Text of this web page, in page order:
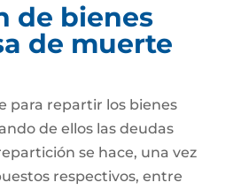
de bienes
de muerte
para repartir los bienes
de ellos las deudas
se hace, una vez
respectivos, entre